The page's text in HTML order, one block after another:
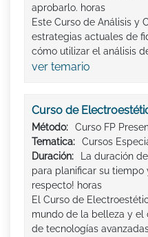
aprobarlo. horas
Este Curso de Análisis y
estrategias actuales de
cómo utilizar el análisis
ver temario
Curso de
Método:
Curso FP
Tematica:
Cursos
Duración:
La duración
para planificar su tiempo
respecto! horas
El Curso de
mundo de la belleza y el
de tecnologías